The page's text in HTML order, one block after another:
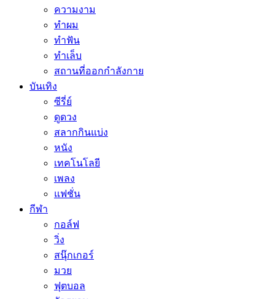
ความงาม
ทำผม
ทำฟัน
ทำเล็บ
สถานที่ออกกำลังกาย
บันเทิง
ซีรี่ย์
ดูดวง
สลากกินแบ่ง
หนัง
เทคโนโลยี
เพลง
แฟชั่น
กีฬา
กอล์ฟ
วิ่ง
สนุ๊กเกอร์
มวย
ฟุตบอล